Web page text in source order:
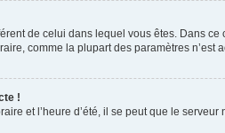
de celui dans lequel vous êtes. Dans
comme la plupart des paramètres
!
et l’heure d’été, il se peut que le